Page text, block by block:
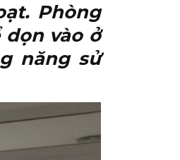
Phòng
vào ở
năng sử